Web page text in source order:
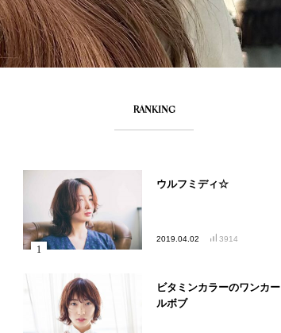
RANKING
ウルフミディ☆
2019.04.02 3914
ビタミンカラーのワンカー
ルボブ